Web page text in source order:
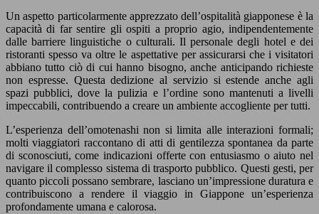
Un aspetto particolarmente apprezzato dell’ospitalità giapponese è la
capacità di far sentire gli ospiti a proprio agio, indipendentemente
dalle barriere linguistiche o culturali. Il personale degli hotel e dei
ristoranti spesso va oltre le aspettative per assicurarsi che i visitatori
abbiano tutto ciò di cui hanno bisogno, anche anticipando richieste
non espresse. Questa dedizione al servizio si estende anche agli
spazi pubblici, dove la pulizia e l’ordine sono mantenuti a livelli
impeccabili, contribuendo a creare un ambiente accogliente per tutti.
L’esperienza dell’omotenashi non si limita alle interazioni formali;
molti viaggiatori raccontano di atti di gentilezza spontanea da parte
di sconosciuti, come indicazioni offerte con entusiasmo o aiuto nel
navigare il complesso sistema di trasporto pubblico. Questi gesti, per
quanto piccoli possano sembrare, lasciano un’impressione duratura e
contribuiscono a rendere il viaggio in Giappone un’esperienza
profondamente umana e calorosa.